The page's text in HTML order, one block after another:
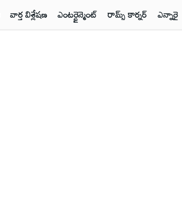
వార్త విశ్లేషణ ఎంటర్టైన్మెంట్ రామ్స్ కార్నర్ ఎన్నారై